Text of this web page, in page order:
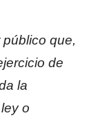
que,
de
la
o